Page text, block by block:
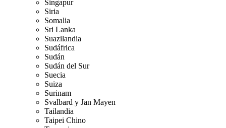
Singapur
Siria
Somalia
Sri Lanka
Suazilandia
Sudáfrica
Sudán
Sudán del Sur
Suecia
Suiza
Surinam
Svalbard y Jan Mayen
Tailandia
Taipei Chino